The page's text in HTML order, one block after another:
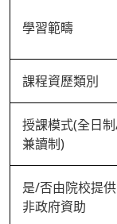
學習範疇
課程資歷類別
授課模式(全日
兼讀制)
是/否由院校提
非政府資助